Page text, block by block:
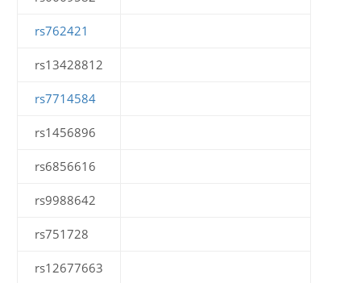
rs762421
rs13428812
rs7714584
rs1456896
rs6856616
rs9988642
rs751728
rs12677663